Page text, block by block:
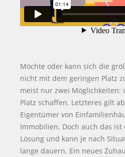
Möchte oder kann sich die
nicht mit dem geringen Platz
meist nur zwei Möglichkeiten:
Platz schaffen. Letzteres gilt
Eigentümer von
Immobilien. Doch auch das ist
Lösung und kann je nach
lange dauern. Ein neues